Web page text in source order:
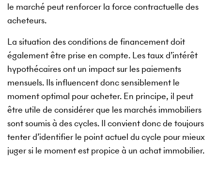
le marché peut renforcer la force contractuelle des
acheteurs.
La situation des conditions de financement doit
également être prise en compte. Les taux d’intérêt
hypothécaires ont un impact sur les paiements
mensuels. Ils influencent donc sensiblement le
moment optimal pour acheter. En principe, il peut
être utile de considérer que les marchés immobiliers
sont soumis à des cycles. Il convient donc de toujours
tenter d’identifier le point actuel du cycle pour mieux
juger si le moment est propice à un achat immobilier.